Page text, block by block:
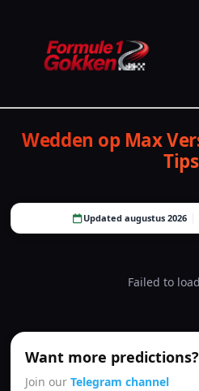
Wedden op Max
Tips
Updated augustus 2026
Failed to
Want more predictions?
Join our Telegram channel